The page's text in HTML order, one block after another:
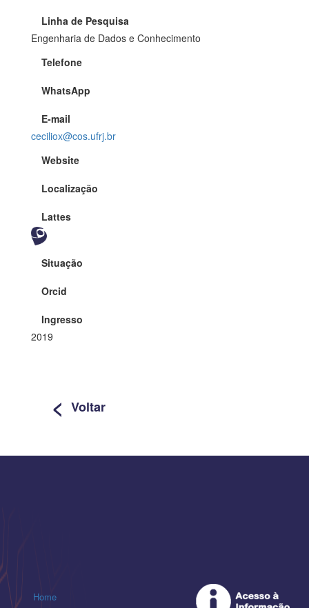
Linha de Pesquisa
Engenharia de Dados e Conhecimento
Telefone
WhatsApp
E-mail
ceciliox@cos.ufrj.br
Website
Localização
Lattes
Situação
Orcid
Ingresso
2019
< Voltar
Home